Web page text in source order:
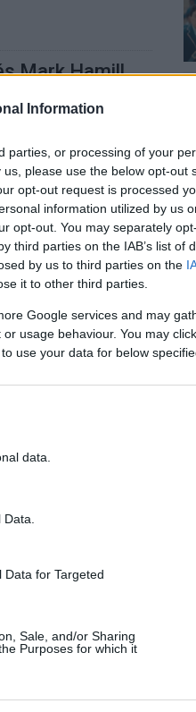
Information
parties, or processing of your
please use the below opt-out
opt-out request is processed
information utilized by us
opt-out. You may separately
third parties on the IAB’s list of
by us to third parties on the
it to other third parties.
Google services and may
usage behaviour. You may
use your data for below
data.
for Targeted
Sale, and/or Sharing
Purposes for which it
Mark Hamill
egy
jött karaktere
kapott a
2-t!
Emma Stone és
biztosítunk
a
a Zombieland,
sötét végzetére